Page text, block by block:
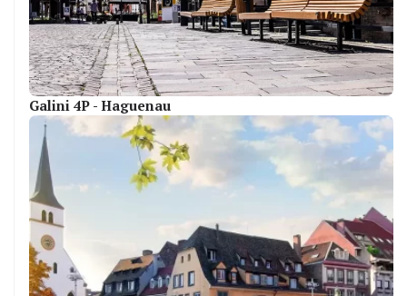
Galini 4P - Haguenau